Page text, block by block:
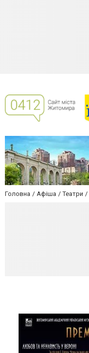
Головна Афіша Театри